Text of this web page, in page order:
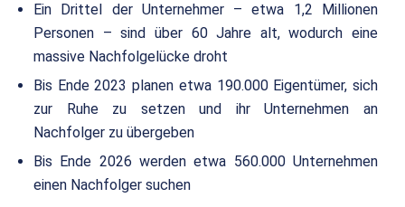
Ein Drittel der Unternehmer – etwa 1,2 Millionen
Personen – sind über 60 Jahre alt, wodurch eine
massive Nachfolgelücke droht
Bis Ende 2023 planen etwa 190.000 Eigentümer, sich
zur Ruhe zu setzen und ihr Unternehmen an
Nachfolger zu übergeben
Bis Ende 2026 werden etwa 560.000 Unternehmen
einen Nachfolger suchen